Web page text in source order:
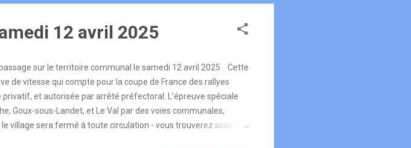
12 avril 2025
passage sur le territoire communal le samedi 12 avril 2025 . Cette
de vitesse qui compte pour la coupe de France des rallyes
privatif, et autorisée par arrêté préfectoral. L’épreuve spéciale
Goux-sous-Landet, et Le Val par des voies communales,
village sera fermé à toute circulation - vous trouverez sous ce